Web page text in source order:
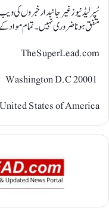
سُپر لیڈ نیوز غیر جانبدار خبروں کی
متفق ہونا ضروری نہیں ۔ تمام مواد
TheSuperLead.com
United States of America